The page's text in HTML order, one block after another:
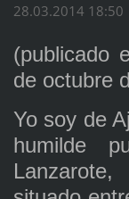
28.03.2014 18:50
(publicado
de octubre
Yo soy de
humilde